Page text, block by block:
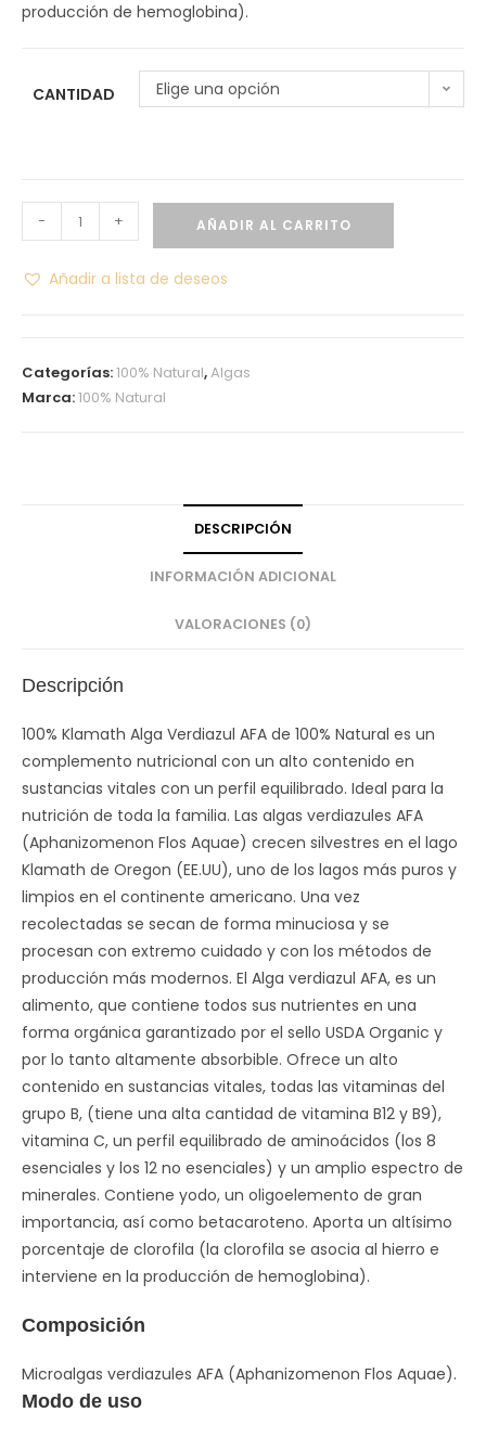
producción de hemoglobina).
CANTIDAD Elige una opción
- + AÑADIR AL CARRITO
Añadir a lista de deseos
Categorías:100% Natural,Algas
Marca:100% Natural
DESCRIPCIÓN
INFORMACIÓN ADICIONAL
VALORACIONES (0)
Descripción
100% Klamath Alga Verdiazul AFA de 100% Natural es un
complemento nutricional con un alto contenido en
sustancias vitales con un perfil equilibrado. Ideal para la
nutrición de toda la familia. Las algas verdiazules AFA
(Aphanizomenon Flos Aquae) crecen silvestres en el lago
Klamath de Oregon (EE.UU), uno de los lagos más puros y
limpios en el continente americano. Una vez
recolectadas se secan de forma minuciosa y se
procesan con extremo cuidado y con los métodos de
producción más modernos. El Alga verdiazul AFA, es un
alimento, que contiene todos sus nutrientes en una
forma orgánica garantizado por el sello USDA Organic y
por lo tanto altamente absorbible. Ofrece un alto
contenido en sustancias vitales, todas las vitaminas del
grupo B, (tiene una alta cantidad de vitamina B12 y B9),
vitamina C, un perfil equilibrado de aminoácidos (los 8
esenciales y los 12 no esenciales) y un amplio espectro de
minerales. Contiene yodo, un oligoelemento de gran
importancia, así como betacaroteno. Aporta un altísimo
porcentaje de clorofila (la clorofila se asocia al hierro e
interviene en la producción de hemoglobina).
Composición
Microalgas verdiazules AFA (Aphanizomenon Flos Aquae).
Modo de uso